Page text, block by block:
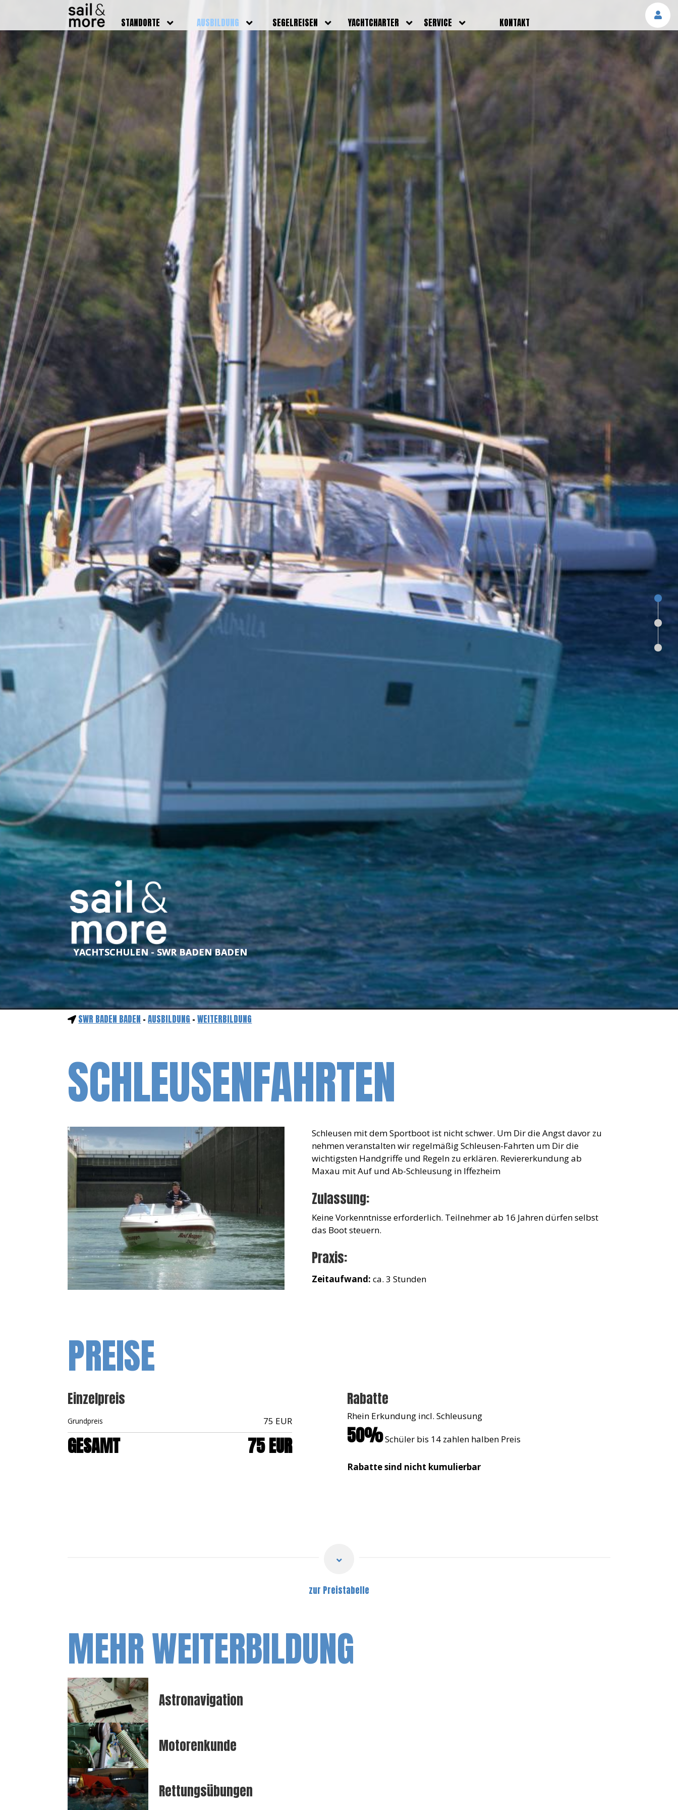
STANDORTE
DEUTSCHLAND
BRUCHSAL
GRIESHEIM /
HAMBURG
HEIDELBERG
RHEINSTETTEN
SWR BADEN BADEN
STUTTGART
AUSBILDUNG
BOOTSFÜHRERSCHEINE
FUNKSCHEINE
SEENOTSIGNALMITTEL
WEITERBILDUNG
AUSBILDUNGSBOOTE
PREISE
KURSTERMINE
PRÜFUNGSTERMINE
ONLINEKURS
SEGELREISEN
AKTUELLE REISEN
BILDER REISEN
SKIPPER
YACHTCHARTER
BELEGUNGSPLAN EIGENE
YACHTEN
WELTWEITE
YACHTCHARTER
REVIERINFOS
SERVICE
LEISTUNGEN
NEWSLETTER
ERFOLGSMELDUNGEN
KONTAKT
YACHTSCHULEN - SWR BADEN BADEN
SWR BADEN BADEN -AUSBILDUNG -WEITERBILDUNG
SCHLEUSENFAHRTEN
Schleusen mit dem Sportboot ist nicht schwer. Um Dir die Angst davor zu
nehmen veranstalten wir regelmäßig Schleusen-Fahrten um Dir die
wichtigsten Handgriffe und Regeln zu erklären. Reviererkundung ab
Maxau mit Auf und Ab-Schleusung in Iffezheim
Zulassung:
Keine Vorkenntnisse erforderlich. Teilnehmer ab 16 Jahren dürfen selbst
das Boot steuern.
Praxis:
Zeitaufwand: ca. 3 Stunden
PREISE
Einzelpreis
Grundpreis 75 EUR
GESAMT 75 EUR
Rabatte
Rhein Erkundung incl. Schleusung
50%Schüler bis 14 zahlen halben Preis
Rabatte sind nicht kumulierbar
zur Preistabelle
MEHR WEITERBILDUNG
Astronavigation
Motorenkunde
Rettungsübungen